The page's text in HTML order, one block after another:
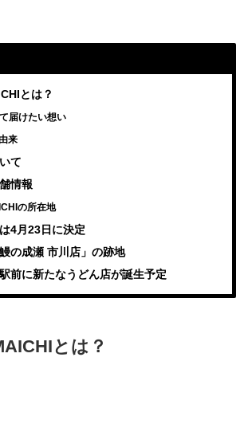
とは？
届けたい想い
来
て
情報
の所在地
4月23日に決定
の成瀬 市川店」の跡地
前に新たなうどん店が誕生予定
とは？